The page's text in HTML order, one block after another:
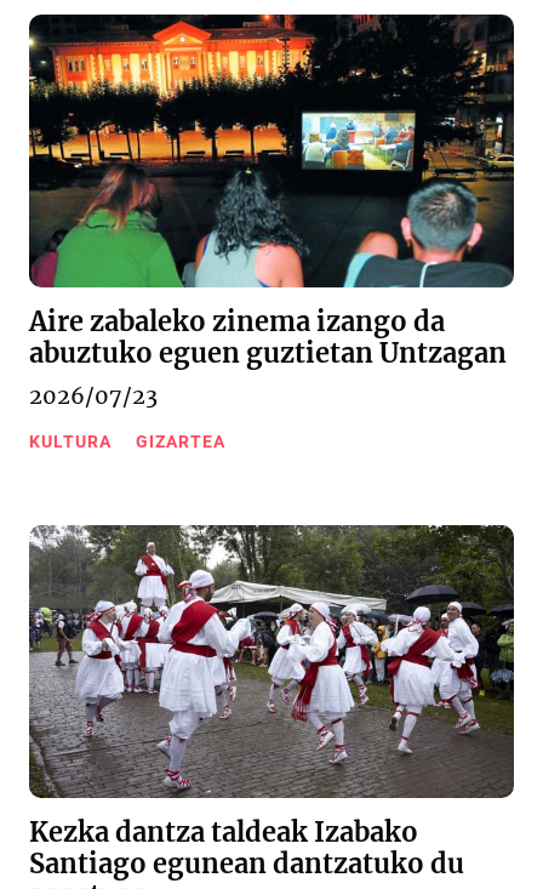
Aire zabaleko zinema izango da
abuztuko eguen guztietan Untzagan
2026/07/23
KULTURA GIZARTEA
Kezka dantza taldeak Izabako
Santiago egunean dantzatuko du